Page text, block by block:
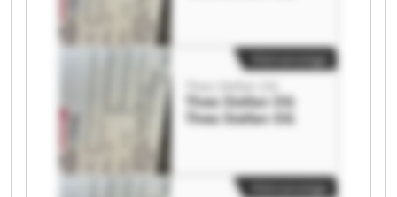
Theo Stefan OG
Theo Stefan OG
Theo Stefan OG
Kleinanzeige
Kleinanzeige